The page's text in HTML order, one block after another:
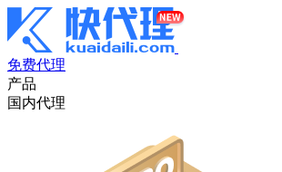
免费代理
产品
国内代理